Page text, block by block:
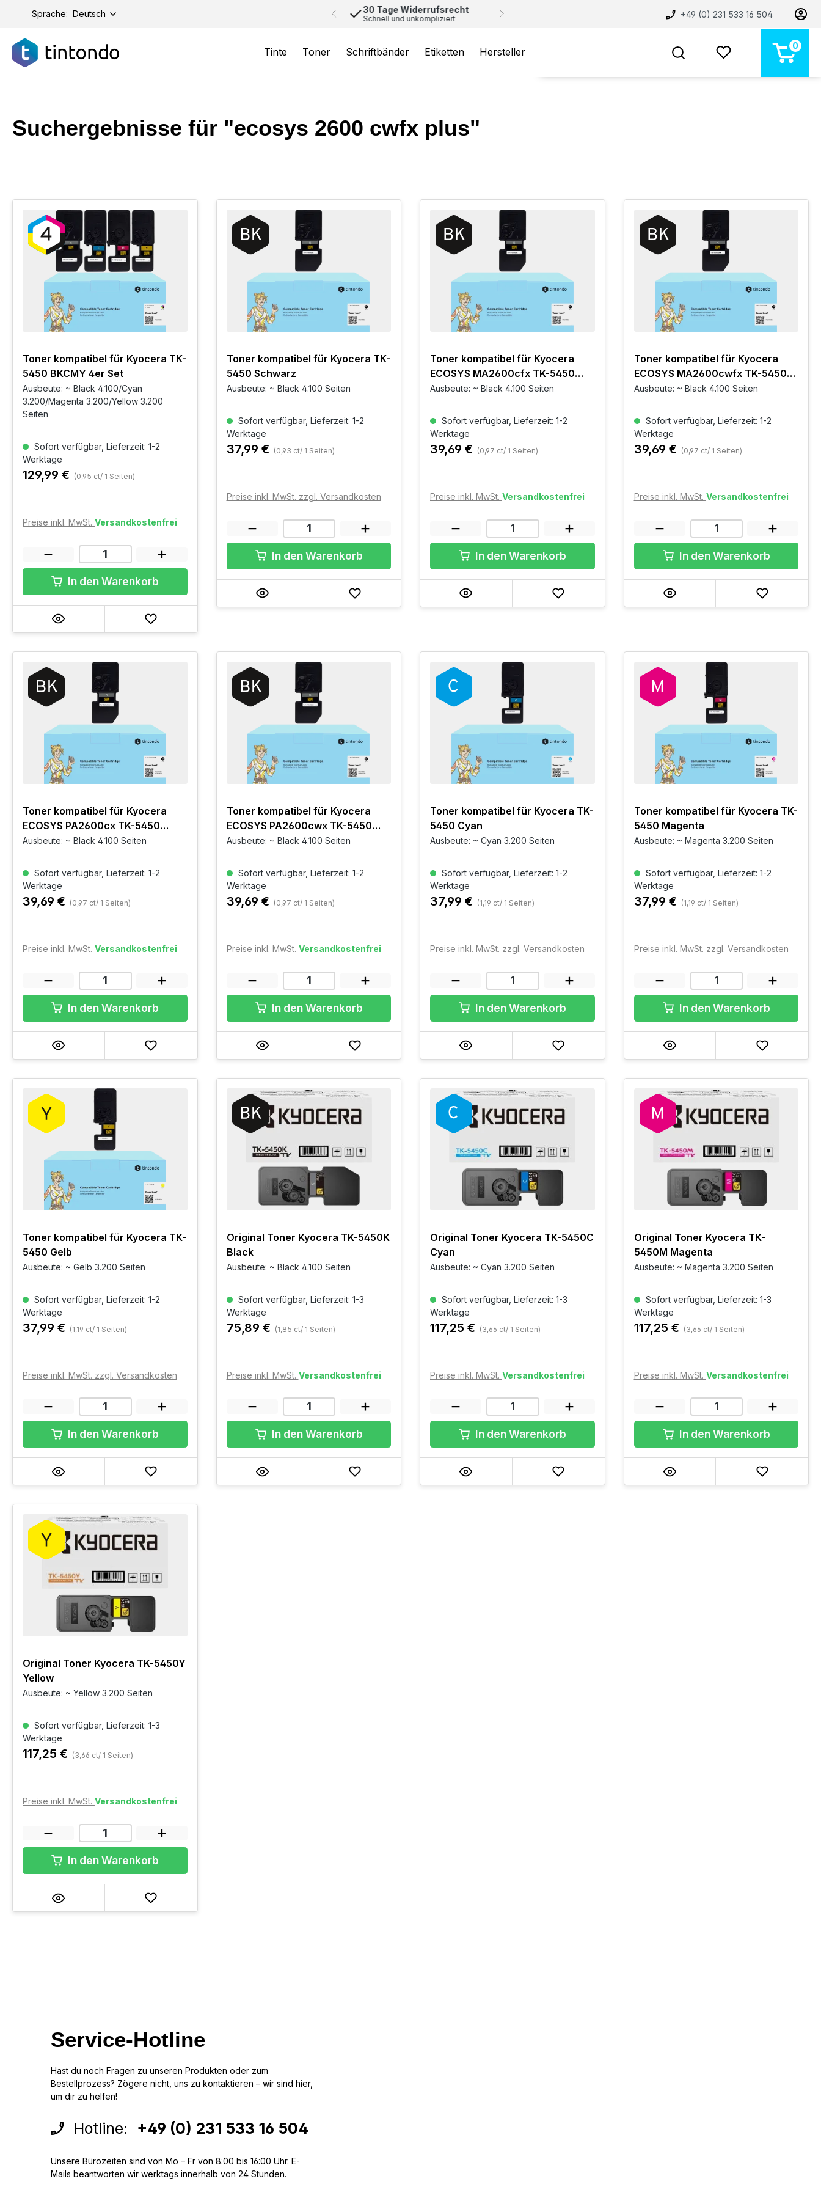
Zur Hauptnavigation springen
Sprache: Deutsch 30 Tage Widerrufsrecht
Schnell und unkompliziert +49 (0) 231 533 16 504
0
Tinte Toner Schriftbänder Etiketten Hersteller
Suchergebnisse für "ecosys 2600 cwfx plus"
Toner kompatibel für Kyocera TK-
5450 BKCMY 4er Set
Ausbeute: ~ Black 4.100/Cyan
3.200/Magenta 3.200/Yellow 3.200
Seiten
Sofort verfügbar, Lieferzeit: 1-2
Werktage
129,99 € (0,95 ct/ 1 Seiten)
Preise inkl. MwSt. Versandkostenfrei
In den Warenkorb
Toner kompatibel für Kyocera TK-
5450 Schwarz
Ausbeute: ~ Black 4.100 Seiten
Sofort verfügbar, Lieferzeit: 1-2
Werktage
37,99 € (0,93 ct/ 1 Seiten)
Preise inkl. MwSt. zzgl. Versandkosten
In den Warenkorb
Toner kompatibel für Kyocera
ECOSYS MA2600cfx TK-5450
Schwarz
Ausbeute: ~ Black 4.100 Seiten
Sofort verfügbar, Lieferzeit: 1-2
Werktage
39,69 € (0,97 ct/ 1 Seiten)
Preise inkl. MwSt. Versandkostenfrei
In den Warenkorb
Toner kompatibel für Kyocera
ECOSYS MA2600cwfx TK-5450
Schwarz
Ausbeute: ~ Black 4.100 Seiten
Sofort verfügbar, Lieferzeit: 1-2
Werktage
39,69 € (0,97 ct/ 1 Seiten)
Preise inkl. MwSt. Versandkostenfrei
In den Warenkorb
Toner kompatibel für Kyocera
ECOSYS PA2600cx TK-5450
Schwarz
Ausbeute: ~ Black 4.100 Seiten
Sofort verfügbar, Lieferzeit: 1-2
Werktage
39,69 € (0,97 ct/ 1 Seiten)
Preise inkl. MwSt. Versandkostenfrei
In den Warenkorb
Toner kompatibel für Kyocera
ECOSYS PA2600cwx TK-5450
Schwarz
Ausbeute: ~ Black 4.100 Seiten
Sofort verfügbar, Lieferzeit: 1-2
Werktage
39,69 € (0,97 ct/ 1 Seiten)
Preise inkl. MwSt. Versandkostenfrei
In den Warenkorb
Toner kompatibel für Kyocera TK-
5450 Cyan
Ausbeute: ~ Cyan 3.200 Seiten
Sofort verfügbar, Lieferzeit: 1-2
Werktage
37,99 € (1,19 ct/ 1 Seiten)
Preise inkl. MwSt. zzgl. Versandkosten
In den Warenkorb
Toner kompatibel für Kyocera TK-
5450 Magenta
Ausbeute: ~ Magenta 3.200 Seiten
Sofort verfügbar, Lieferzeit: 1-2
Werktage
37,99 € (1,19 ct/ 1 Seiten)
Preise inkl. MwSt. zzgl. Versandkosten
In den Warenkorb
Toner kompatibel für Kyocera TK-
5450 Gelb
Ausbeute: ~ Gelb 3.200 Seiten
Sofort verfügbar, Lieferzeit: 1-2
Werktage
37,99 € (1,19 ct/ 1 Seiten)
Preise inkl. MwSt. zzgl. Versandkosten
In den Warenkorb
Original Toner Kyocera TK-5450K
Black
Ausbeute: ~ Black 4.100 Seiten
Sofort verfügbar, Lieferzeit: 1-3
Werktage
75,89 € (1,85 ct/ 1 Seiten)
Preise inkl. MwSt. Versandkostenfrei
In den Warenkorb
Original Toner Kyocera TK-5450C
Cyan
Ausbeute: ~ Cyan 3.200 Seiten
Sofort verfügbar, Lieferzeit: 1-3
Werktage
117,25 € (3,66 ct/ 1 Seiten)
Preise inkl. MwSt. Versandkostenfrei
In den Warenkorb
Original Toner Kyocera TK-
5450M Magenta
Ausbeute: ~ Magenta 3.200 Seiten
Sofort verfügbar, Lieferzeit: 1-3
Werktage
117,25 € (3,66 ct/ 1 Seiten)
Preise inkl. MwSt. Versandkostenfrei
In den Warenkorb
Original Toner Kyocera TK-5450Y
Yellow
Ausbeute: ~ Yellow 3.200 Seiten
Sofort verfügbar, Lieferzeit: 1-3
Werktage
117,25 € (3,66 ct/ 1 Seiten)
Preise inkl. MwSt. Versandkostenfrei
In den Warenkorb
Service-Hotline
Hast du noch Fragen zu unseren Produkten oder zum
Bestellprozess? Zögere nicht, uns zu kontaktieren – wir sind hier,
um dir zu helfen!
Hotline: +49 (0) 231 533 16 504
Unsere Bürozeiten sind von Mo – Fr von 8:00 bis 16:00 Uhr. E-
Mails beantworten wir werktags innerhalb von 24 Stunden.
STORE